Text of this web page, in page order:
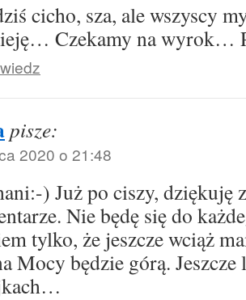
cicho, sza, ale wszyscy
Czekamy na wyrok…
pisze:
2020 o 21:48
) Już po ciszy, dziękuję
Nie będę się do
tylko, że jeszcze wciąż
Mocy będzie górą.